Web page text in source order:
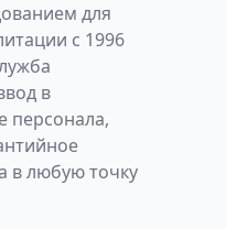
для
с 1996
в
персонала,
в любую точку